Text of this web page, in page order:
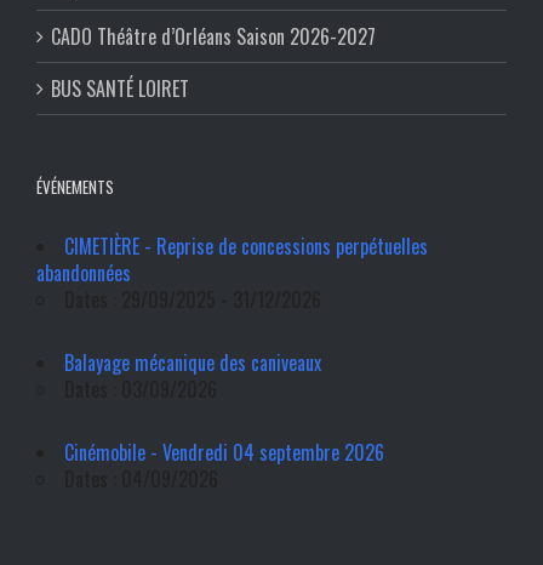
CADO Théâtre d’Orléans Saison 2026-2027
BUS SANTÉ LOIRET
ÉVÉNEMENTS
CIMETIÈRE - Reprise de concessions perpétuelles
abandonnées
Balayage mécanique des caniveaux
Cinémobile - Vendredi 04 septembre 2026